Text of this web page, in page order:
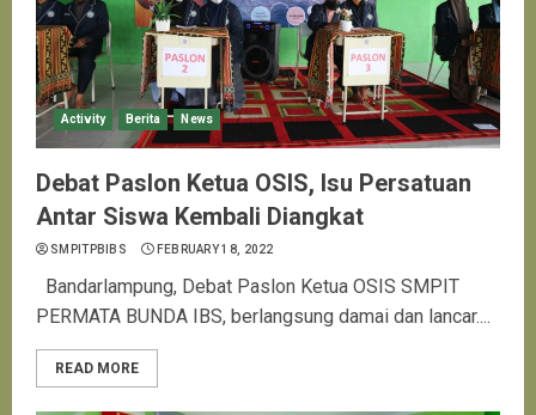
Activity Berita News
Debat Paslon Ketua OSIS, Isu Persatuan
Antar Siswa Kembali Diangkat
SMPITPBIBS FEBRUARY 18, 2022
Bandarlampung, Debat Paslon Ketua OSIS SMPIT
PERMATA BUNDA IBS, berlangsung damai dan lancar....
READ MORE